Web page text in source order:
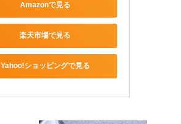
Amazonで見る
楽天市場で見る
Yahoo!ショッピングで見る